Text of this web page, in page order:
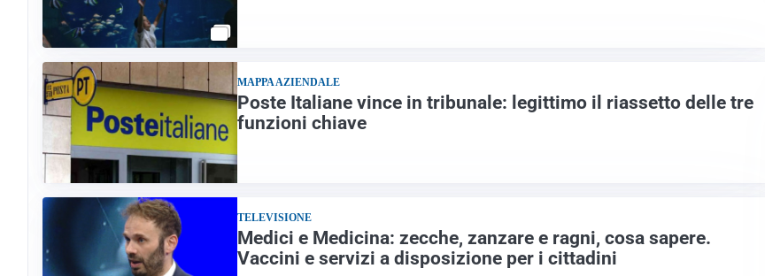
MAPPA AZIENDALE
Poste Italiane vince in tribunale: legittimo il riassetto delle tre
funzioni chiave
TELEVISIONE
Medici e Medicina: zecche, zanzare e ragni, cosa sapere.
Vaccini e servizi a disposizione per i cittadini